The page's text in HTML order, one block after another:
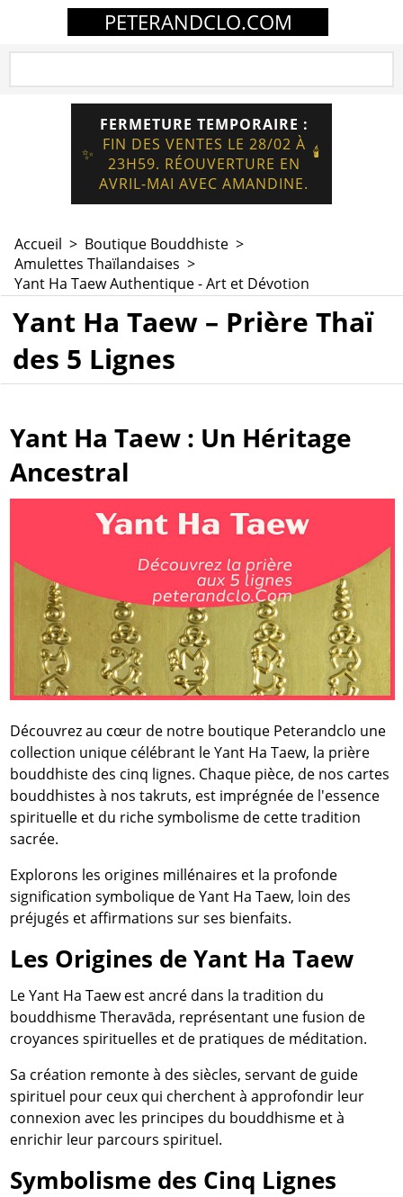
PETERANDCLO.COM
✨
FERMETURE TEMPORAIRE :
FIN DES VENTES LE 28/02 À
23H59. RÉOUVERTURE EN
AVRIL-MAI AVEC AMANDINE.
🕯️
Accueil > Boutique Bouddhiste >
Amulettes Thaïlandaises >
Yant Ha Taew Authentique - Art et Dévotion
Yant Ha Taew – Prière Thaï
des 5 Lignes
Yant Ha Taew : Un Héritage
Ancestral
Découvrez au cœur de notre boutique Peterandclo une
collection unique célébrant le Yant Ha Taew, la prière
bouddhiste des cinq lignes. Chaque pièce, de nos cartes
bouddhistes à nos takruts, est imprégnée de l'essence
spirituelle et du riche symbolisme de cette tradition
sacrée.
Explorons les origines millénaires et la profonde
signification symbolique de Yant Ha Taew, loin des
préjugés et affirmations sur ses bienfaits.
Les Origines de Yant Ha Taew
Le Yant Ha Taew est ancré dans la tradition du
bouddhisme Theravāda, représentant une fusion de
croyances spirituelles et de pratiques de méditation.
Sa création remonte à des siècles, servant de guide
spirituel pour ceux qui cherchent à approfondir leur
connexion avec les principes du bouddhisme et à
enrichir leur parcours spirituel.
Symbolisme des Cinq Lignes